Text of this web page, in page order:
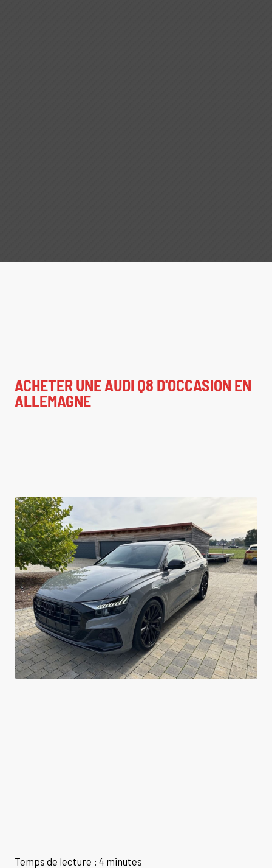
ACHETER UNE AUDI Q8 D'OCCASION EN
ALLEMAGNE
Temps de lecture : 4 minutes